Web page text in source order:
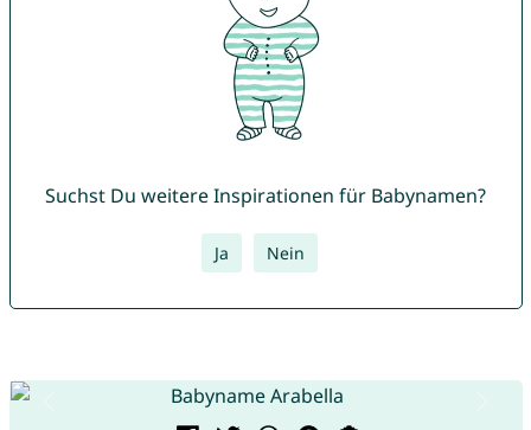
Suchst Du weitere Inspirationen für Babynamen?
Ja Nein